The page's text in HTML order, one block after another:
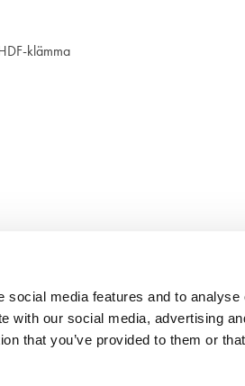
social media features and to analyse
with our social media, advertising
that you’ve provided to them or that
klämma